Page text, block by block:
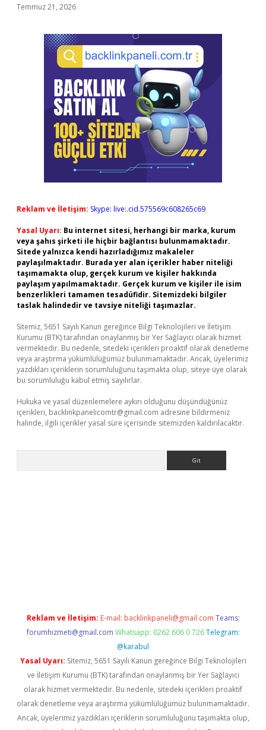
Temmuz 21, 2026
Reklam ve İletişim: Skype: live:.cid.575569c608265c69
Yasal Uyarı: Bu internet sitesi, herhangi bir marka, kurum
veya şahıs şirketi ile hiçbir bağlantısı bulunmamaktadır.
Sitede yalnızca kendi hazırladığımız makaleler
paylaşılmaktadır. Burada yer alan içerikler haber niteliği
taşımamakta olup, gerçek kurum ve kişiler hakkında
paylaşım yapılmamaktadır. Gerçek kurum ve kişiler ile isim
benzerlikleri tamamen tesadüfidir. Sitemizdeki bilgiler
taslak halindedir ve tavsiye niteliği taşımazlar.
Sitemiz, 5651 Sayılı Kanun gereğince Bilgi Teknolojileri ve İletişim
Kurumu (BTK) tarafından onaylanmış bir Yer Sağlayıcı olarak hizmet
vermektedir. Bu nedenle, sitedeki içerikleri proaktif olarak denetleme
veya araştırma yükümlülüğümüz bulunmamaktadır. Ancak, üyelerimiz
yazdıkları içeriklerin sorumluluğunu taşımakta olup, siteye üye olarak
bu sorumluluğu kabul etmiş sayılırlar.
Hukuka ve yasal düzenlemelere aykırı olduğunu düşündüğünüz
içerikleri, backlinkpanelicomtr@gmail.com adresine bildirmeniz
halinde, ilgili içerikler yasal süre içerisinde sitemizden kaldırılacaktır.
Reklam ve İletişim: E-mail: backlinkpaneli@gmail.com Teams:
forumhizmeti@gmail.com Whatsapp: 0262 606 0 726 Telegram:
@karabul
Yasal Uyarı: Sitemiz, 5651 Sayılı Kanun gereğince Bilgi Teknolojileri
ve İletişim Kurumu (BTK) tarafından onaylanmış bir Yer Sağlayıcı
olarak hizmet vermektedir. Bu nedenle, sitedeki içerikleri proaktif
olarak denetleme veya araştırma yükümlülüğümüz bulunmamaktadır.
Ancak, üyelerimiz yazdıkları içeriklerin sorumluluğunu taşımakta olup,